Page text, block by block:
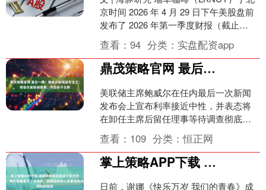
京时间 2026 年 4 月 29 日下午美股盘前
发布了 2026 年第一季度财报（截止
2025 年 3 月），整....
查看：94 分类： 实盘配资app
鼎茂策略官网 最后一舞！鲍威尔新闻发布全文：将留任美联储理事、不当影子主席
美联储主席鲍威尔在任内最后一次新闻
发布会上宣布利率接近中性，并表态将
在卸任主席后留任理事等待调查彻底结
束。 当地时间周三，美联储宣布将联邦
基金利率目标区间维持在....
查看： 109 分类：恒正网
掌上策略APP下载 谢娜称演唱会邀请了张杰的团队：票价是覆盖不了成本的，我相信所有人会看到我的诚意
日前，谢娜《快乐万岁 我们的青春》成